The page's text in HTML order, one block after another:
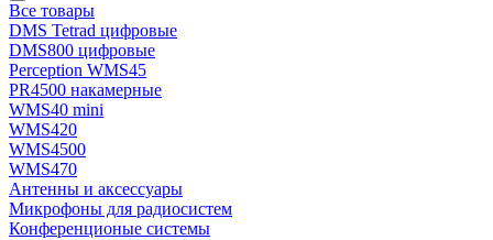
Все товары
DMS Tetrad цифровые
DMS800 цифровые
Perception WMS45
PR4500 накамерные
WMS40 mini
WMS420
WMS4500
WMS470
Антенны и аксессуары
Микрофоны для радиосистем
Конференционые системы